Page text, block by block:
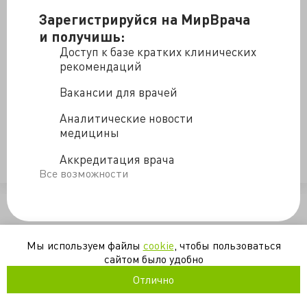
Зарегистрируйся на МирВрача
и получишь:
Доступ к базе кратких клинических
рекомендаций
Вакансии для врачей
Аналитические новости
медицины
Аккредитация врача
Все возможности
диски исследований с собой и зачем нам по 15-20
минут приема тратить на «загрузку» и просмотр этих
https://dok-zlo.livejournal.com/3461388.html
лучевая диагностика онкология
Мы используем файлы cookie , чтобы пользоваться
сайтом было удобно
Отлично
/blogs/nuzhny_li_originaly_skanov_vizualizatsii_na_priemyo-10-08-